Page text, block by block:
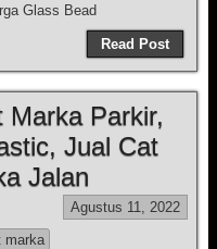
Glass Bead
Read Post
Marka Parkir,
Jual Cat
Jalan
Agustus 11, 2022
marka